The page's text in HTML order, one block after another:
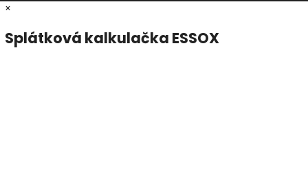
×
Splátková kalkulačka ESSOX